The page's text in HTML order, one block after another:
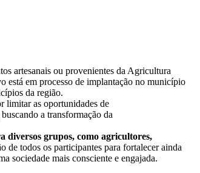
artesanais ou provenientes da Agricultura
está em processo de implantação no município
da região.
limitar as oportunidades de
buscando a transformação da
diversos grupos, como agricultores,
de todos os participantes para fortalecer ainda
sociedade mais consciente e engajada.